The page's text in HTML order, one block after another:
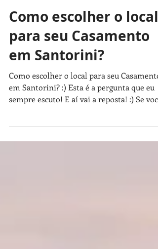
Luana Sarantopoulos
Como escolher o local
para seu Casamento
em Santorini?
Como escolher o local para seu Casamento
em Santorini? :) Esta é a pergunta que eu